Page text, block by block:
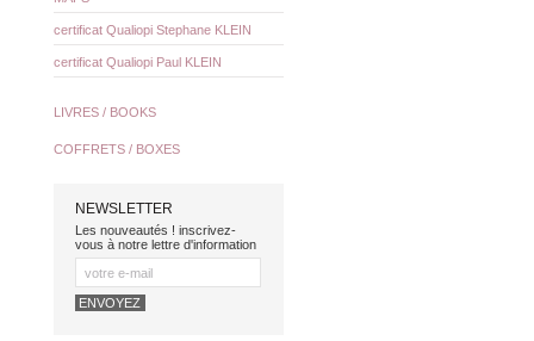
certificat Qualiopi Stephane KLEIN
certificat Qualiopi Paul KLEIN
LIVRES / BOOKS
COFFRETS / BOXES
NEWSLETTER
Les nouveautés ! inscrivez-
vous à notre lettre d'information